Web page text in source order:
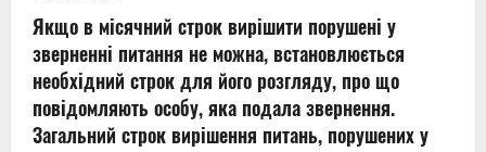
Якщо в місячний строк вирішити порушені у
зверненні питання не можна, встановлюється
необхідний строк для його розгляду, про що
повідомляють особу, яка подала звернення.
Загальний строк вирішення питань, порушених у